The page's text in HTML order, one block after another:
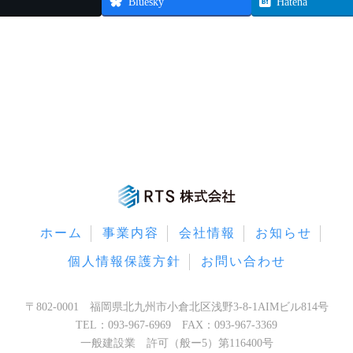
ホーム 事業内容 会社情報 お知らせ
個人情報保護方針 お問い合わせ
〒802-0001 福岡県北九州市小倉北区浅野3-8-1AIMビル814号
TEL：093-967-6969 FAX：093-967-3369
一般建設業 許可（般ー5）第116400号